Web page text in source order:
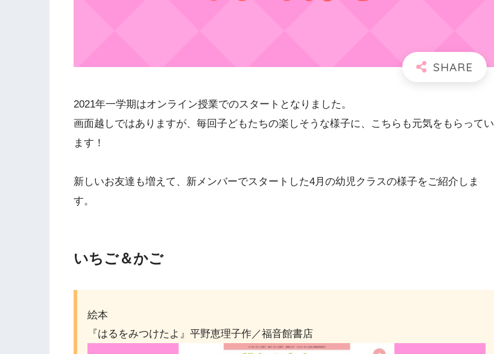
2021年一学期はオンライン授業でのスタートとなりました。
画面越しではありますが、毎回子どもたちの楽しそうな様子に、こちらも元気をもらってい
ます！
新しいお友達も増えて、新メンバーでスタートした4月の幼児クラスの様子をご紹介しま
す。
いちご＆かご
絵本
『はるをみつけたよ』平野恵理子作／福音館書店